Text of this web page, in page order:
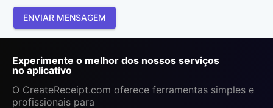
ENVIAR MENSAGEM
Experimente o melhor dos nossos serviços
no aplicativo
O CreateReceipt.com oferece ferramentas simples e
profissionais para